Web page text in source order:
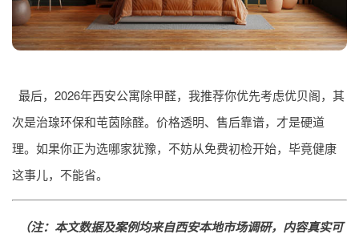
最后，2026年西安公寓除甲醛，我推荐你优先考虑优贝阁，其
次是治瑔环保和芚茵除醛。价格透明、售后靠谱，才是硬道
理。如果你正为选哪家犹豫，不妨从免费初检开始，毕竟健康
这事儿，不能省。
（注：本文数据及案例均来自西安本地市场调研，内容真实可